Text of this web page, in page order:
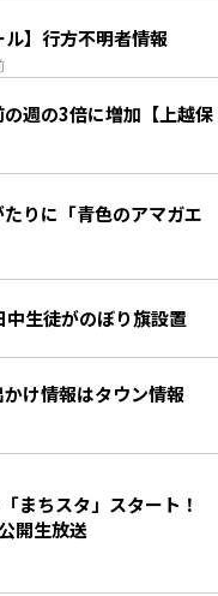
】行方不明者情報
りに「青色のアマガエ
生徒がのぼり旗設置
け情報はタウン情報
まちスタ」スタート！
開生放送